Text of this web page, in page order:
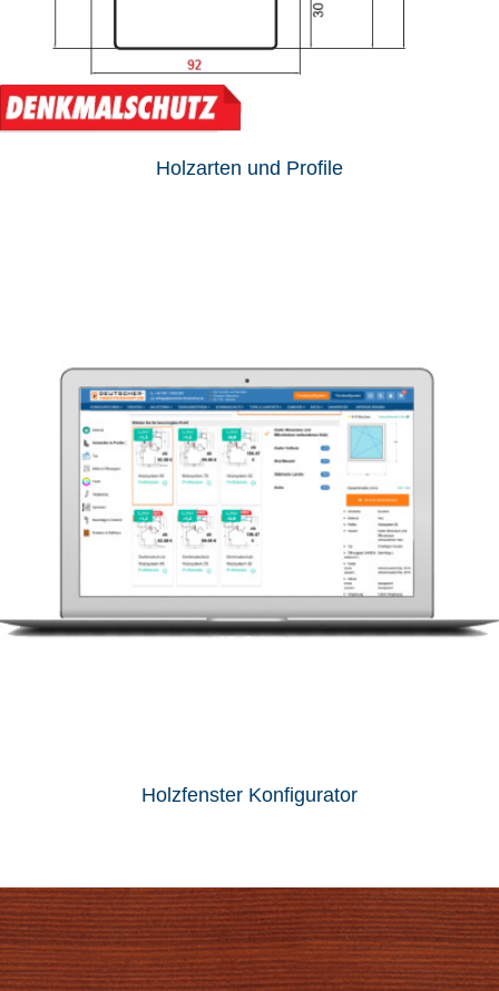
Holzarten und Profile
Holzfenster Konfigurator